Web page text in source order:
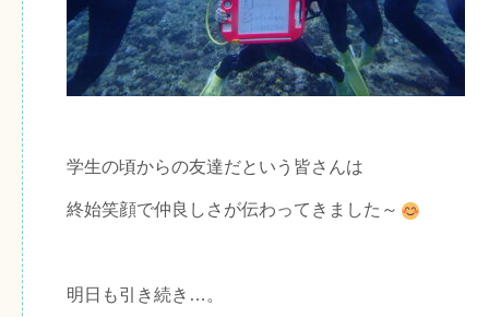
学生の頃からの友達だという皆さんは
終始笑顔で仲良しさが伝わってきました～
明日も引き続き…。